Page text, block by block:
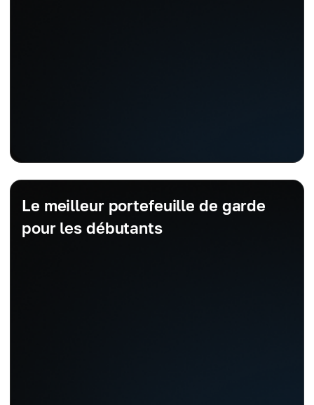
Le meilleur portefeuille de garde
pour les débutants